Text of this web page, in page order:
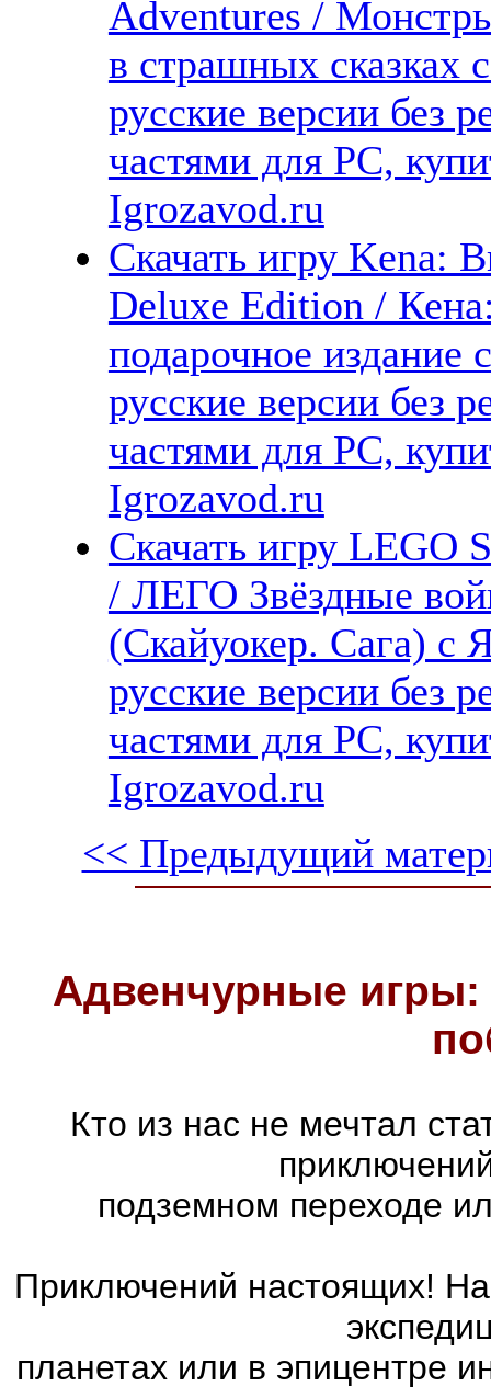
Adventures /
в страшных сказках
русские версии без
частями для PC,
Igrozavod.ru
Скачать игру
Deluxe Edition /
подарочное
русские версии без
частями для PC,
Igrozavod.ru
Скачать игру LEGO
/ ЛЕГО Звёздные
(Скайуокер. Сага) с
русские версии без
частями для PC,
Igrozavod.ru
<< Предыдущий
Адвенчурные
Кто из нас не мечтал
подземном переходе
Приключений настоящих! На
планетах или в эпицентре